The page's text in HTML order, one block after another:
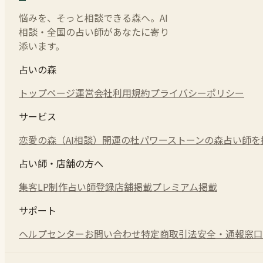
悩みを、そっと相談できる森へ。AI
相談・全国の占い師があなたに寄り
添います。
占いの森
トップページ運営会社利用規約プライバシーポリシー
サービス
恋愛の森（AI相談） 開運の杜パワーストーンの森占い師
占い師・店舗の方へ
集客LP制作占い師登録店舗掲載プレミアム掲載
サポート
ヘルプセンターお問い合わせ特定商取引法安全・通報窓口